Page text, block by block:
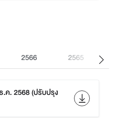
2566 2565
.ค. 2568 (ปรับปรุง